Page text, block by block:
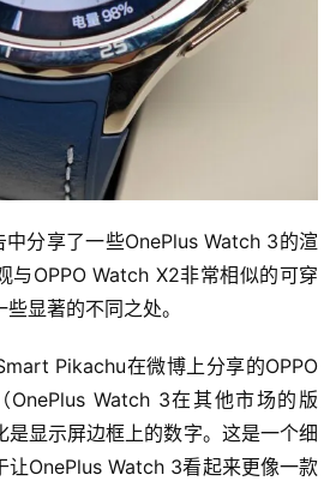
中分享了一些OnePlus Watch 3的渲
与OPPO Watch X2非常相似的可穿
显著的不同之处。
Pikachu在微博上分享的OPPO
OnePlus Watch 3在其他市场的版
是显示屏边框上的数字。这是一个细
让OnePlus Watch 3看起来更像一款